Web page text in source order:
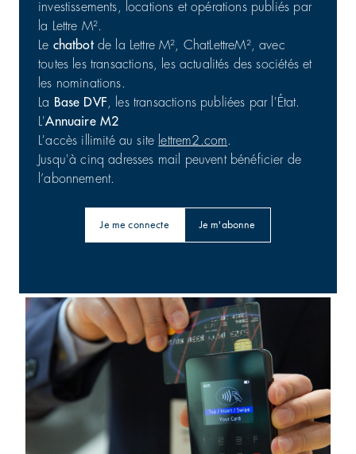
investissements, locations et opérations publiés par
la Lettre M².
Le chatbotde la Lettre M², ChatLettreM², avec
toutes les transactions, les actualités des sociétés et
les nominations.
La Base DVF, les transactions publiées par l'État.
L'Annuaire M2
L'accès illimité au site lettrem2.com.
Jusqu'à cinq adresses mail peuvent bénéficier de
l’abonnement.
Je me connecte Je m'abonne
Barings : 56 800 m² en Australie